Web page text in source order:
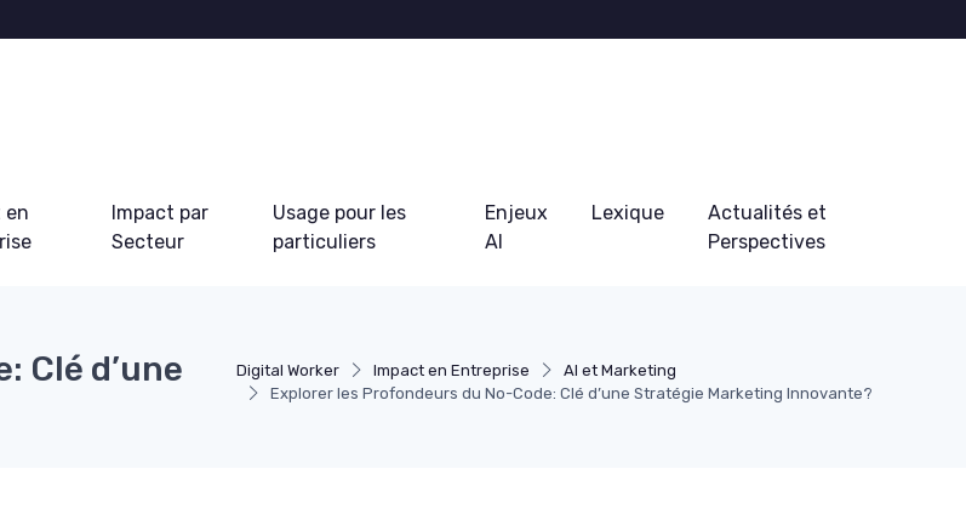
en
Impact par
Secteur
Usage pour les
particuliers
Enjeux
AI
Lexique
Actualités et
Perspectives
Digital Worker Impact en Entreprise
AI et Marketing
Explorer les Profondeurs du No-Code: Clé d’une Stratégie Marketing Innovante?
Clé d’une